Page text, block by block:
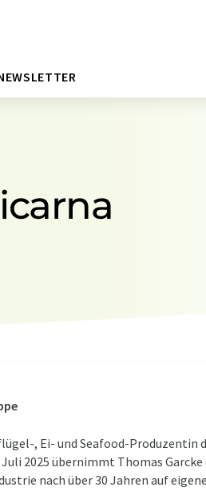
, Ei- und Seafood-Produzentin
2025 übernimmt Thomas Garcke
nach über 30 Jahren auf